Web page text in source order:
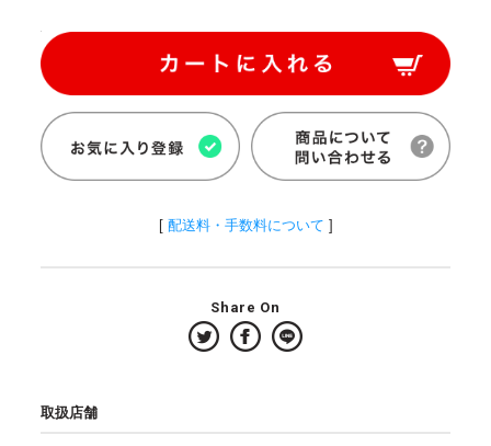
[ 配送料・手数料について ]
Share On
取扱店舗